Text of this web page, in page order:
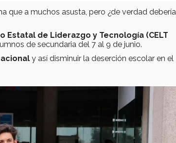
que a muchos asusta, pero ¿de verdad debería
Estatal de Liderazgo y Tecnología (CELT
de secundaria del 7 al 9 de junio.
y así disminuir la deserción escolar en el